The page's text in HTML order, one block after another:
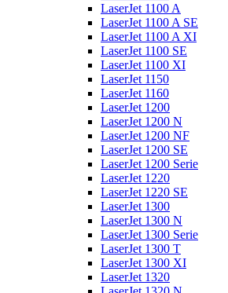
LaserJet 1100 A
LaserJet 1100 A SE
LaserJet 1100 A XI
LaserJet 1100 SE
LaserJet 1100 XI
LaserJet 1150
LaserJet 1160
LaserJet 1200
LaserJet 1200 N
LaserJet 1200 NF
LaserJet 1200 SE
LaserJet 1200 Serie
LaserJet 1220
LaserJet 1220 SE
LaserJet 1300
LaserJet 1300 N
LaserJet 1300 Serie
LaserJet 1300 T
LaserJet 1300 XI
LaserJet 1320